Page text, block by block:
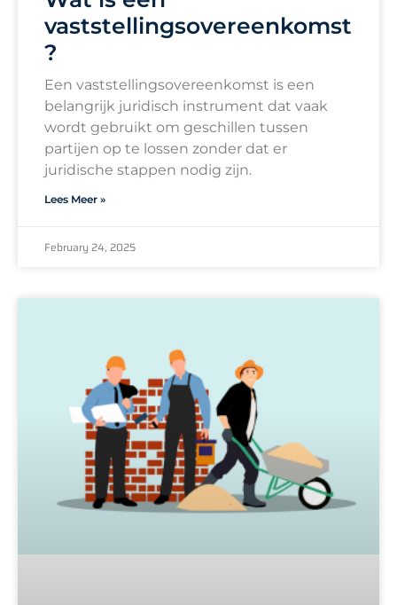
vaststellingsovereenkomst
?
Een vaststellingsovereenkomst is een
belangrijk juridisch instrument dat vaak
wordt gebruikt om geschillen tussen
partijen op te lossen zonder dat er
juridische stappen nodig zijn.
Lees Meer »
February 24, 2025